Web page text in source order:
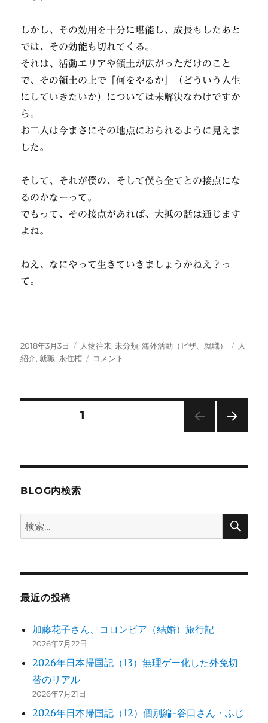
しかし、その効用を十分に堪能し、成長もしたあと
では、その効能も切れてくる。
それは、活動エリアや領土が広がっただけのこと
で、その領土の上で「何をやるか」（どういう人生
にしていきたいか）については未解決なわけですか
ら。
お二人は今まさにその地点におられるように見えま
した。
そして、それが僕の、そして僕ら全てとの接点にな
るのかなーって。
でもって、その接点があれば、大抵の話は通じます
よね。
ねえ、なにやって生きていきましょうかねえ？っ
て。
投
稿
2018年3月3日
カ
テ
人物往来, 未分類,海外活動（ビザ、就職）
タ
人
紹介, 就職,永住権
渡
子
が
ら
く
に
コメント
の
ー
送
り
固定ページ1
BLOG内検索
検
索:
検
最近の投稿
加藤花子さん、コロンビア（結婚）旅行記
2026年7月22日
2026年日本帰国記（13）無理ゲー化した外免切
替のリアル
2026年7月21日
2026年日本帰国記（12）個別編-谷口さん・ふじ